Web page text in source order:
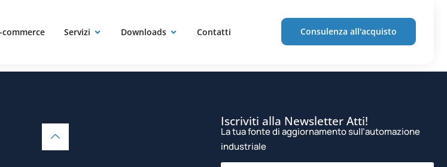
commerce Servizi Downloads Contatti Consulenza all'acquisto
angolari
Iscriviti alla Newsletter Atti!
La tua fonte di aggiornamento sull’automazione
industriale